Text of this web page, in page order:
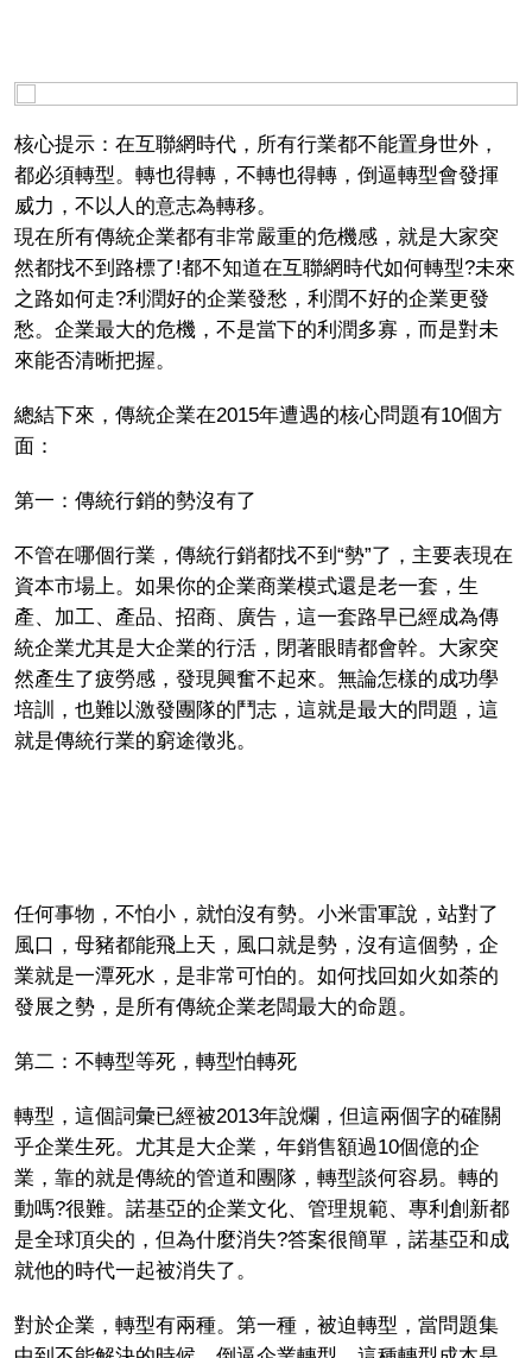
核心提示：在互聯網時代，所有行業都不能置身世外，
都必須轉型。轉也得轉，不轉也得轉，倒逼轉型會發揮
威力，不以人的意志為轉移。
現在所有傳統企業都有非常嚴重的危機感，就是大家突
然都找不到路標了!都不知道在互聯網時代如何轉型?未來
之路如何走?利潤好的企業發愁，利潤不好的企業更發
愁。企業最大的危機，不是當下的利潤多寡，而是對未
來能否清晰把握。
總結下來，傳統企業在2015年遭遇的核心問題有10個方
面：
第一：傳統行銷的勢沒有了
不管在哪個行業，傳統行銷都找不到“勢”了，主要表現在
資本市場上。如果你的企業商業模式還是老一套，生
產、加工、產品、招商、廣告，這一套路早已經成為傳
統企業尤其是大企業的行活，閉著眼睛都會幹。大家突
然產生了疲勞感，發現興奮不起來。無論怎樣的成功學
培訓，也難以激發團隊的鬥志，這就是最大的問題，這
就是傳統行業的窮途徵兆。
任何事物，不怕小，就怕沒有勢。小米雷軍說，站對了
風口，母豬都能飛上天，風口就是勢，沒有這個勢，企
業就是一潭死水，是非常可怕的。如何找回如火如荼的
發展之勢，是所有傳統企業老闆最大的命題。
第二：不轉型等死，轉型怕轉死
轉型，這個詞彙已經被2013年說爛，但這兩個字的確關
乎企業生死。尤其是大企業，年銷售額過10個億的企
業，靠的就是傳統的管道和團隊，轉型談何容易。轉的
動嗎?很難。諾基亞的企業文化、管理規範、專利創新都
是全球頂尖的，但為什麼消失?答案很簡單，諾基亞和成
就他的時代一起被消失了。
對於企業，轉型有兩種。第一種，被迫轉型，當問題集